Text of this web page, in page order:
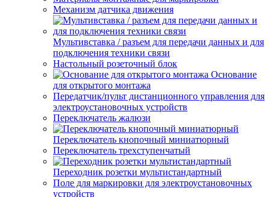
Механизм датчика движения
Мультивставка / разъем для передачи данных и для
подключения техники связи
Настольный розеточный блок
Основание
для открытого монтажа
Передатчик/пульт дистанционного управления для
электроустановочных устройств
Переключатель жалюзи
Переключатель кнопочный миниатюрный
Переключатель трехступенчатый
Переходник розетки мультистандартный
Поле для маркировки для электроустановочных
устройств